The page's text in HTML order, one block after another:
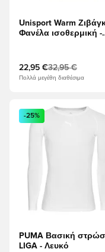
Unisport Warm
Φανέλα ισοθερμική -
22,95 €32,95 €
Πολλά μεγέθη διαθέσιμα
Ανοίγει ένα Modal
-25%
PUMA Βασική
LIGA - Λευκό